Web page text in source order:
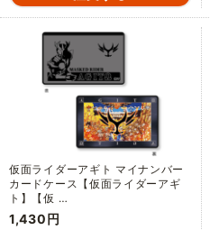
仮面ライダーアギト マイナンバー
カードケース【仮面ライダーアギ
ト】【仮 …
1,430円